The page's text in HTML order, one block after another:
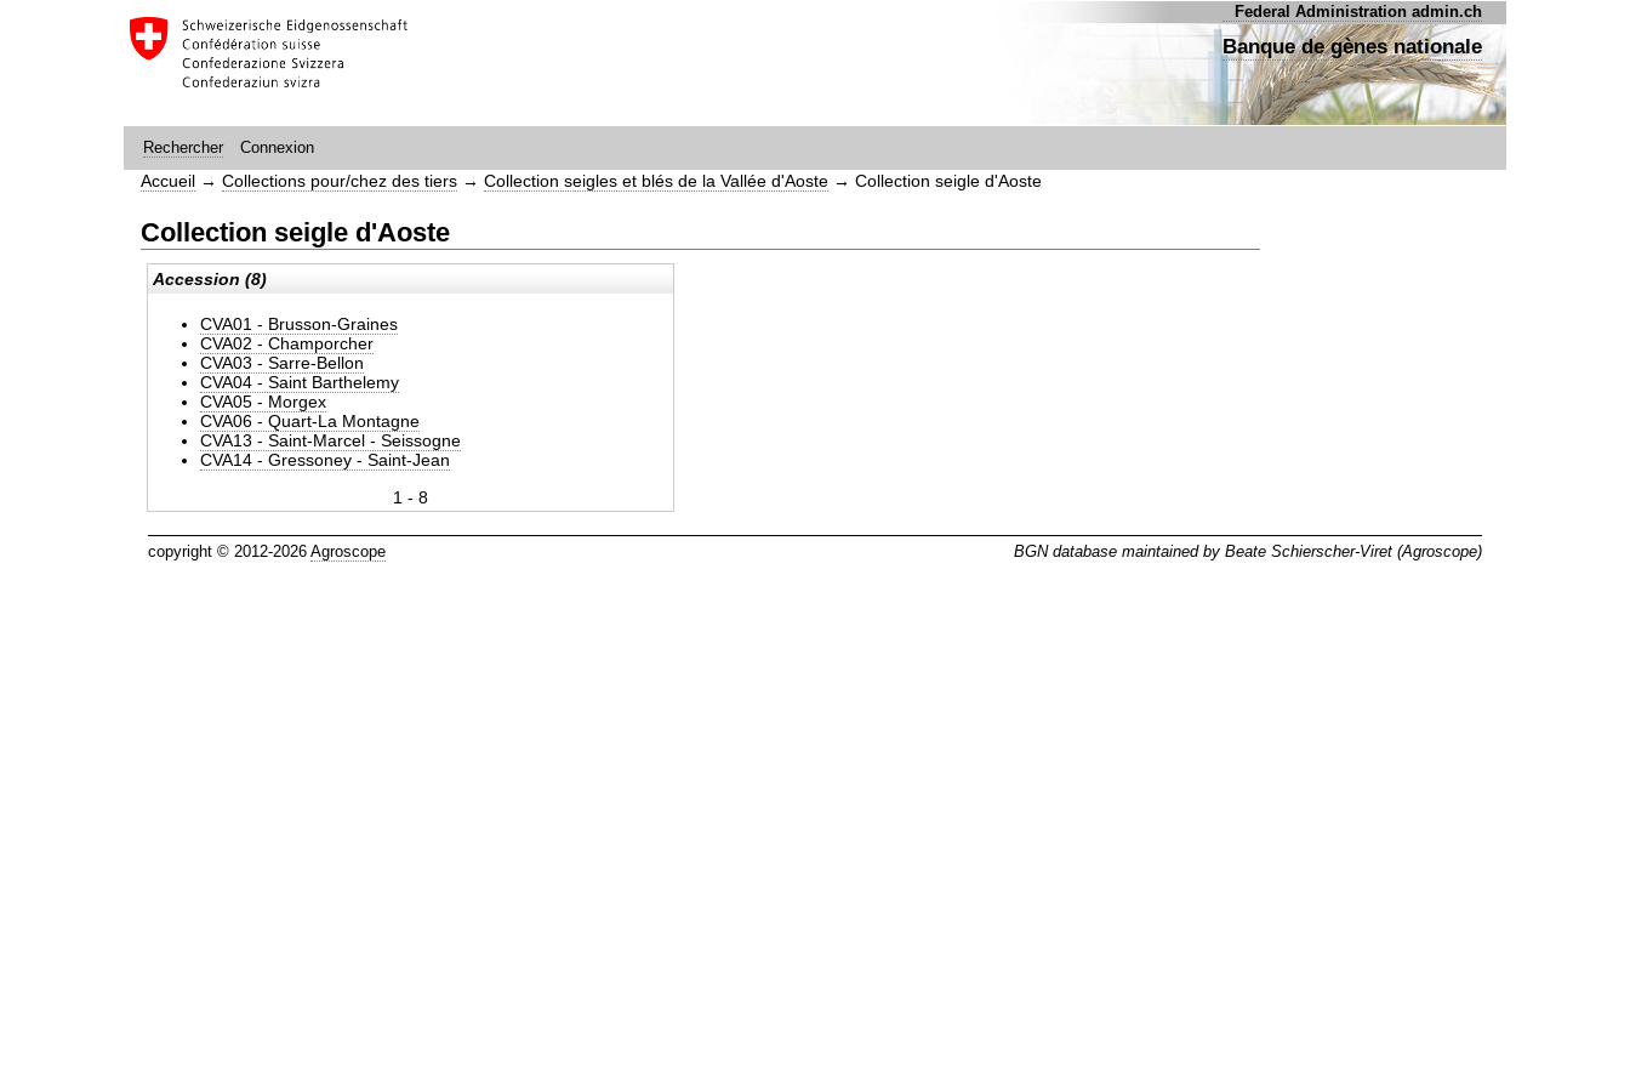
Federal Administration admin.ch
Banque de gènes nationale
Rechercher Connexion
Accueil →Collections pour/chez des tiers →Collection seigles et blés de la Vallée d'Aoste →Collection seigle d'Aoste
Collection seigle d'Aoste
Accession (8)
CVA01 - Brusson-Graines
CVA02 - Champorcher
CVA03 - Sarre-Bellon
CVA04 - Saint Barthelemy
CVA05 - Morgex
CVA06 - Quart-La Montagne
CVA13 - Saint-Marcel - Seissogne
CVA14 - Gressoney - Saint-Jean
1 - 8
copyright © 2012-2026 Agroscope BGN database maintained by Beate Schierscher-Viret (Agroscope)